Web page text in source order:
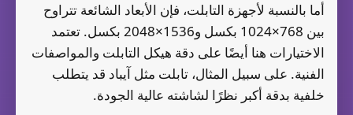
أما بالنسبة لأجهزة التابلت، فإن الأبعاد الشائعة تتراوح
بين 768×1024 بكسل و1536×2048 بكسل. تعتمد
الاختيارات هنا أيضًا على دقة هيكل التابلت والمواصفات
الفنية. على سبيل المثال، تابلت مثل آيباد قد يتطلب
خلفية بدقة أكبر نظرًا لشاشته عالية الجودة.